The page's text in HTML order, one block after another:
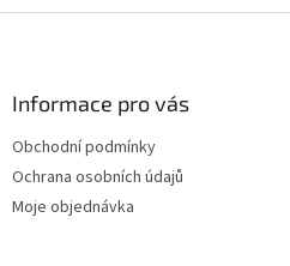
Informace pro vás
Obchodní podmínky
Ochrana osobních údajů
Moje objednávka